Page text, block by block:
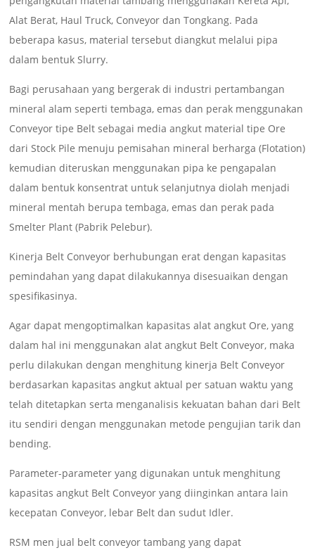
Alat Berat, Haul Truck, Conveyor dan Tongkang. Pada
beberapa kasus, material tersebut diangkut melalui pipa
dalam bentuk Slurry.
Bagi perusahaan yang bergerak di industri pertambangan
mineral alam seperti tembaga, emas dan perak menggunakan
Conveyor tipe Belt sebagai media angkut material tipe Ore
dari Stock Pile menuju pemisahan mineral berharga (Flotation)
kemudian diteruskan menggunakan pipa ke pengapalan
dalam bentuk konsentrat untuk selanjutnya diolah menjadi
mineral mentah berupa tembaga, emas dan perak pada
Smelter Plant (Pabrik Pelebur).
Kinerja Belt Conveyor berhubungan erat dengan kapasitas
pemindahan yang dapat dilakukannya disesuaikan dengan
spesifikasinya.
Agar dapat mengoptimalkan kapasitas alat angkut Ore, yang
dalam hal ini menggunakan alat angkut Belt Conveyor, maka
perlu dilakukan dengan menghitung kinerja Belt Conveyor
berdasarkan kapasitas angkut aktual per satuan waktu yang
telah ditetapkan serta menganalisis kekuatan bahan dari Belt
itu sendiri dengan menggunakan metode pengujian tarik dan
bending.
Parameter-parameter yang digunakan untuk menghitung
kapasitas angkut Belt Conveyor yang diinginkan antara lain
kecepatan Conveyor, lebar Belt dan sudut Idler.
RSM men jual belt conveyor tambang yang dapat